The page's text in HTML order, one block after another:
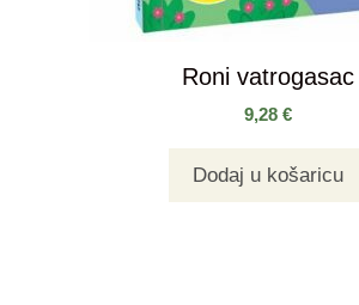
Roni vatrogasac
9,28 €
Dodaj u košaricu